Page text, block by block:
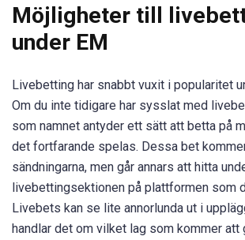
Möjligheter till
under EM
Livebetting har snabbt vuxit i popularitet
Om du inte tidigare har sysslat med
som namnet antyder ett sätt att betta på
det fortfarande spelas. Dessa bet
sändningarna, men går annars att hitta
livebettingsektionen på plattformen som
Livebets kan se lite annorlunda ut i
handlar det om vilket lag som kommer att